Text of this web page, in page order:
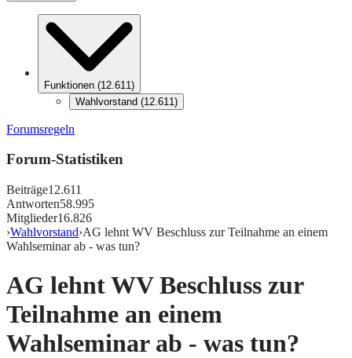
Funktionen (12.611)
Wahlvorstand (12.611)
Forumsregeln
Forum-Statistiken
Beiträge12.611
Antworten58.995
Mitglieder16.826
›Wahlvorstand›AG lehnt WV Beschluss zur Teilnahme an einem
Wahlseminar ab - was tun?
AG lehnt WV Beschluss zur
Teilnahme an einem
Wahlseminar ab - was tun?